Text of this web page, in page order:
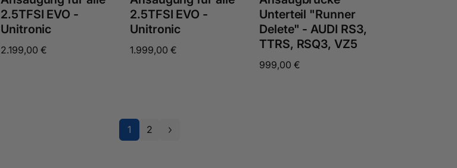
2.5TFSI EVO -
Unitronic
Normaler
2.199,00 €
2.5TFSI EVO -
Unitronic
Normaler
1.999,00 €
Unterteil "Runner
Delete" - AUDI RS3,
TTRS, RSQ3, VZ5
Normaler
999,00 €
1 2